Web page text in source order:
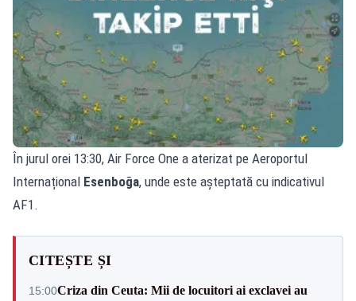
În jurul orei 13:30, Air Force One a aterizat pe Aeroportul
Internațional Esenboğa, unde este așteptată cu indicativul
AF1.
CITEȘTE ȘI
15:00Criza din Ceuta: Mii de locuitori ai exclavei au